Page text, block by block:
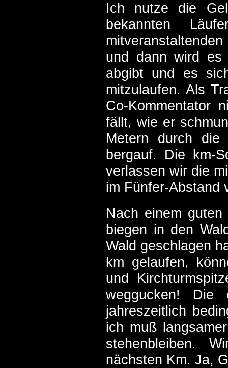
Ich nutze die
bekannten
und dann wird es
abgibt und es
mitzulaufen. Als
Co-Kommentator
fällt, wie er
Metern durch
bergauf. Die km-
verlassen wir die
im Fünfer-Abstand
Nach einem
biegen in den
Wald geschlagen
km gelaufen,
und
weggucken!
jahreszeitlich
ich muß
stehenbleiben.
nächsten Km. Ja,